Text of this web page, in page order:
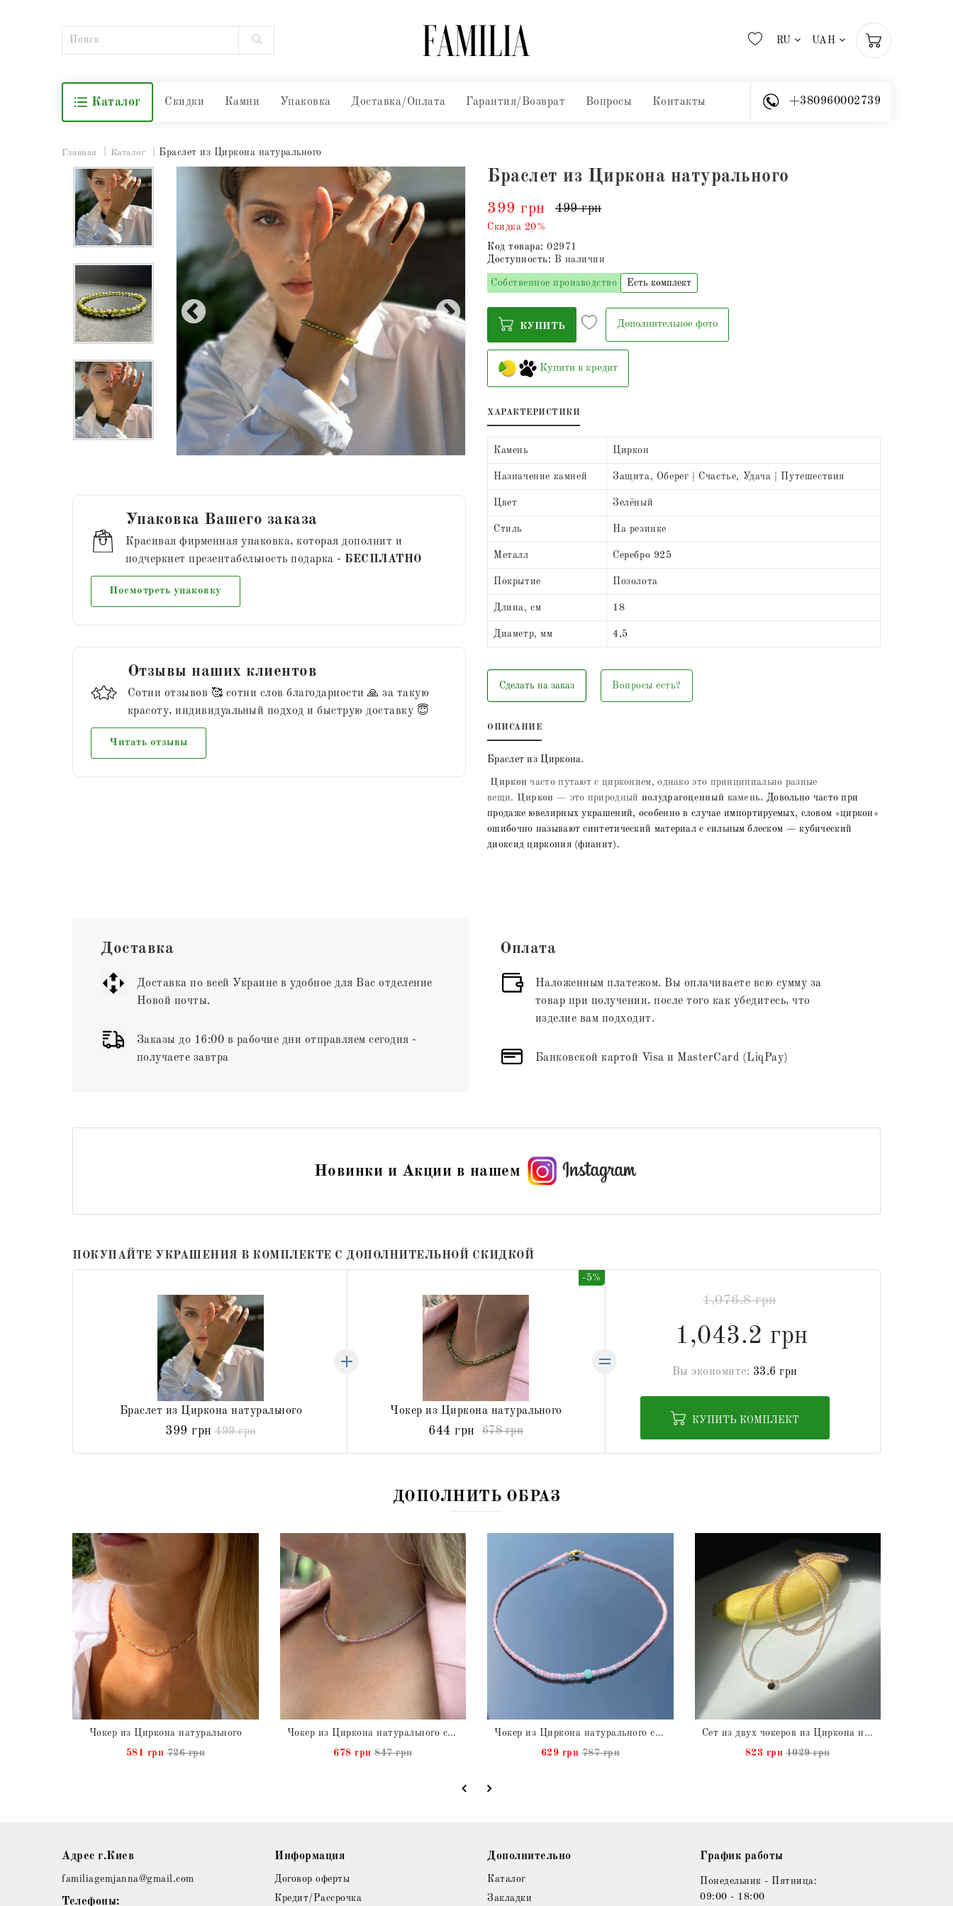
RU UAH
Каталог Скидки Камни Упаковка Доставка/Оплата Гарантия/Возврат Вопросы Контакты +380960002739
Главная Каталог Браслет из Циркона натурального
Упаковка Вашего заказа
Красивая фирменная упаковка, которая дополнит и
подчеркнет презентабельность подарка - БЕСПЛАТНО
Посмотреть упаковку
Отзывы наших клиентов
Сотни отзывов 🥰 сотни слов благодарности 🙏 за такую
красоту, индивидуальный подход и быструю доставку 😇
Читать отзывы
Браслет из Циркона натурального
399 грн 499 грн
Скидка 20%
Код товара: 02971
Доступность: В наличии
Собственное производство Есть комплект
КУПИТЬ Дополнительное фото
Купити в кредит
ХАРАКТЕРИСТИКИ
Камень Циркон
Назначение камней Защита, Оберег | Счастье, Удача | Путешествия
Цвет Зелёный
Стиль На резинке
Металл Серебро 925
Покрытие Позолота
Длина, см 18
Диаметр, мм 4,5
Сделать на заказ Вопросы есть?
ОПИСАНИЕ
Браслет из Циркона.
Циркон часто путают с цирконием, однако это принципиально разные
вещи. Циркон — это природный полудрагоценный камень. Довольно часто при
продаже ювелирных украшений, особенно в случае импортируемых, словом «циркон»
ошибочно называют синтетический материал с сильным блеском — кубический
диоксид циркония (фианит).
Доставка
Доставка по всей Украине в удобное для Вас отделение
Новой почты.
Заказы до 16:00 в рабочие дни отправляем сегодня -
получаете завтра
Оплата
Наложенным платежом. Вы оплачиваете всю сумму за
товар при получении, после того как убедитесь, что
изделие вам подходит.
Банковской картой Visa и MasterCard (LiqPay)
Новинки и Акции в нашем
ПОКУПАЙТЕ УКРАШЕНИЯ В КОМПЛЕКТЕ С ДОПОЛНИТЕЛЬНОЙ СКИДКОЙ
399 грн 499 грн
Браслет из Циркона натурального
-5%
Чокер из Циркона натурального
644 грн 678 грн
1,076.8 грн
1,043.2 грн
Вы экономите: 33.6 грн
КУПИТЬ КОМПЛЕКТ
ДОПОЛНИТЬ ОБРАЗ
Чокер из Циркона натурального
581 грн 726 грн
Чокер из Циркона натурального с Кахолонгом
678 грн 847 грн
Чокер из Циркона натурального с Амазонитом
629 грн 787 грн
Сет из двух чокеров из Циркона натурального
823 грн 1029 грн
Адрес г.Киев
familiagemjanna@gmail.com
Телефоны:
Информация
Договор оферты
Кредит/Рассрочка
Дополнительно
Каталог
Закладки
График работы
Понедельник - Пятница:
09:00 - 18:00